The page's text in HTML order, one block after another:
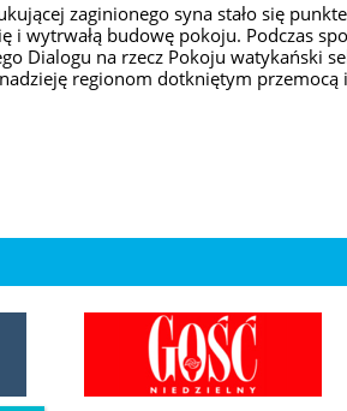
zaginionego syna stało się
i wytrwałą budowę pokoju. Podczas
Dialogu na rzecz Pokoju watykański
regionom dotkniętym przemocą